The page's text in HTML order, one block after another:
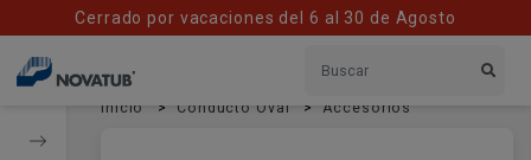
Cerrado por vacaciones del 6 al 30 de Agosto
Inicio Conducto Oval Accesorios